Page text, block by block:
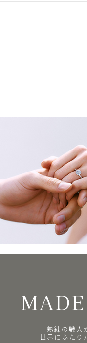
熟練の職人
世界にふたり